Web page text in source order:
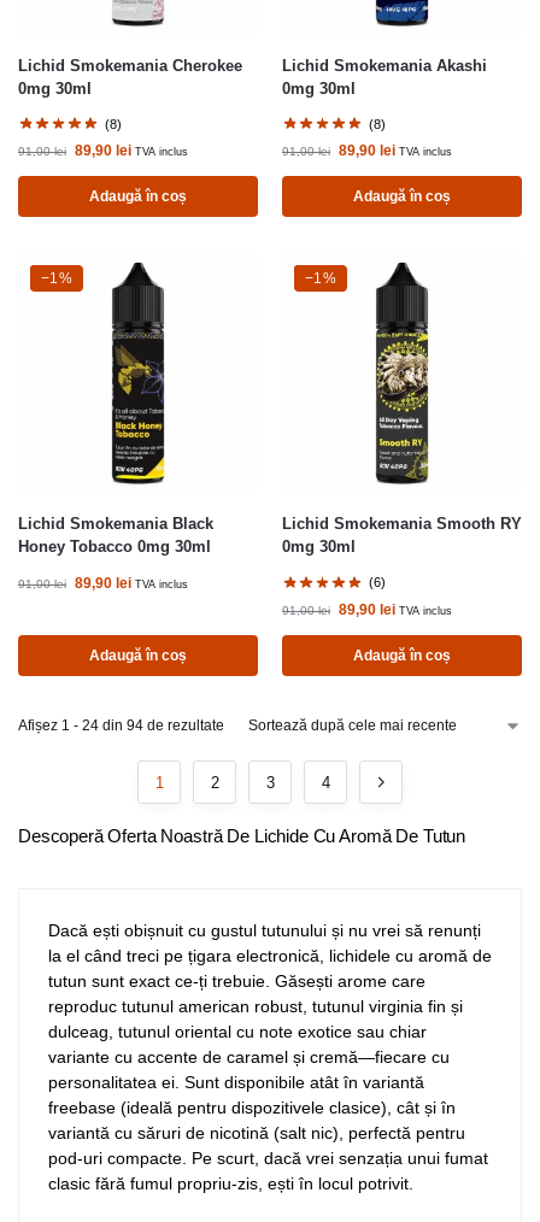
Lichid Smokemania Cherokee
0mg 30ml
(8)
91,00lei 89,90 lei TVA inclus
Adaugă în coș
Lichid Smokemania Akashi
0mg 30ml
(8)
91,00lei 89,90 lei TVA inclus
Adaugă în coș
-1%
−1%
Lichid Smokemania Black
Honey Tobacco 0mg 30ml
91,00lei 89,90 lei TVA inclus
Adaugă în coș
-1%
−1%
Lichid Smokemania Smooth RY
0mg 30ml
(6)
91,00lei 89,90 lei TVA inclus
Adaugă în coș
Afișez 1 - 24 din 94 de rezultate
1 2 3 4
Descoperă Oferta Noastră De Lichide Cu Aromă De Tutun
Dacă ești obișnuit cu gustul tutunului și nu vrei să renunți
la el când treci pe țigara electronică, lichidele cu aromă de
tutun sunt exact ce-ți trebuie. Găsești arome care
reproduc tutunul american robust, tutunul virginia fin și
dulceag, tutunul oriental cu note exotice sau chiar
variante cu accente de caramel și cremă—fiecare cu
personalitatea ei. Sunt disponibile atât în variantă
freebase (ideală pentru dispozitivele clasice), cât și în
variantă cu săruri de nicotină (salt nic), perfectă pentru
pod-uri compacte. Pe scurt, dacă vrei senzația unui fumat
clasic fără fumul propriu-zis, ești în locul potrivit.